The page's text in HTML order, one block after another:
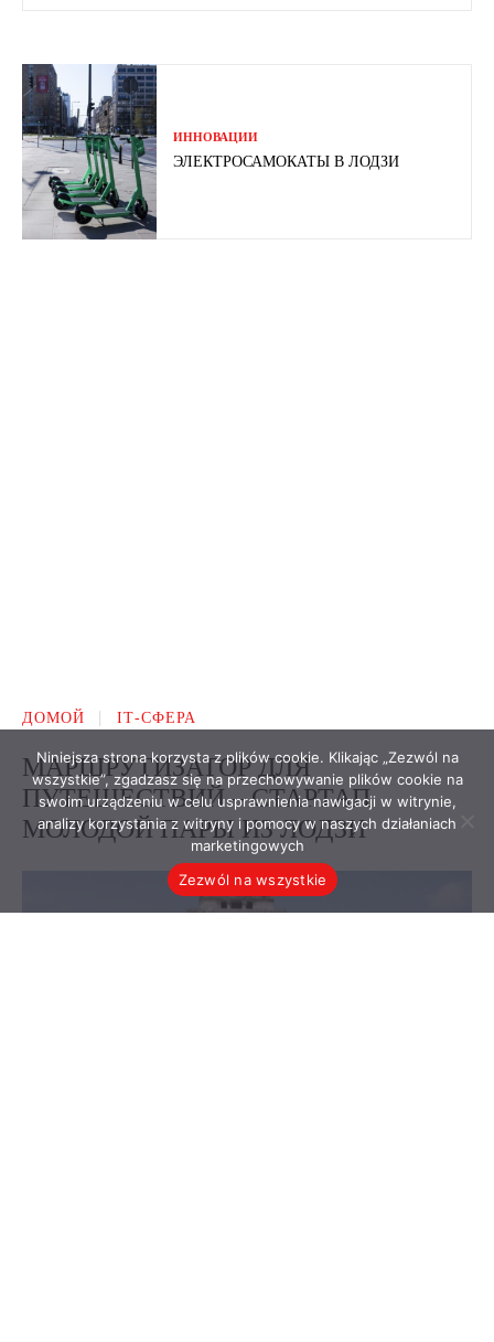
ИННОВАЦИИ
ЭЛЕКТРОСАМОКАТЫ В ЛОДЗИ
Niniejsza strona korzysta z plików cookie. Klikając „Zezwól na
wszystkie”, zgadzasz się na przechowywanie plików cookie na
swoim urządzeniu w celu usprawnienia nawigacji w witrynie,
analizy korzystania z witryny i pomocy w naszych działaniach
marketingowych
Zezwól na wszystkie